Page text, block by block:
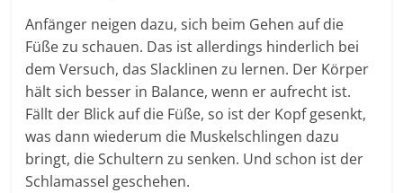
Anfänger neigen dazu, sich beim Gehen auf die
Füße zu schauen. Das ist allerdings hinderlich bei
dem Versuch, das Slacklinen zu lernen. Der Körper
hält sich besser in Balance, wenn er aufrecht ist.
Fällt der Blick auf die Füße, so ist der Kopf gesenkt,
was dann wiederum die Muskelschlingen dazu
bringt, die Schultern zu senken. Und schon ist der
Schlamassel geschehen.